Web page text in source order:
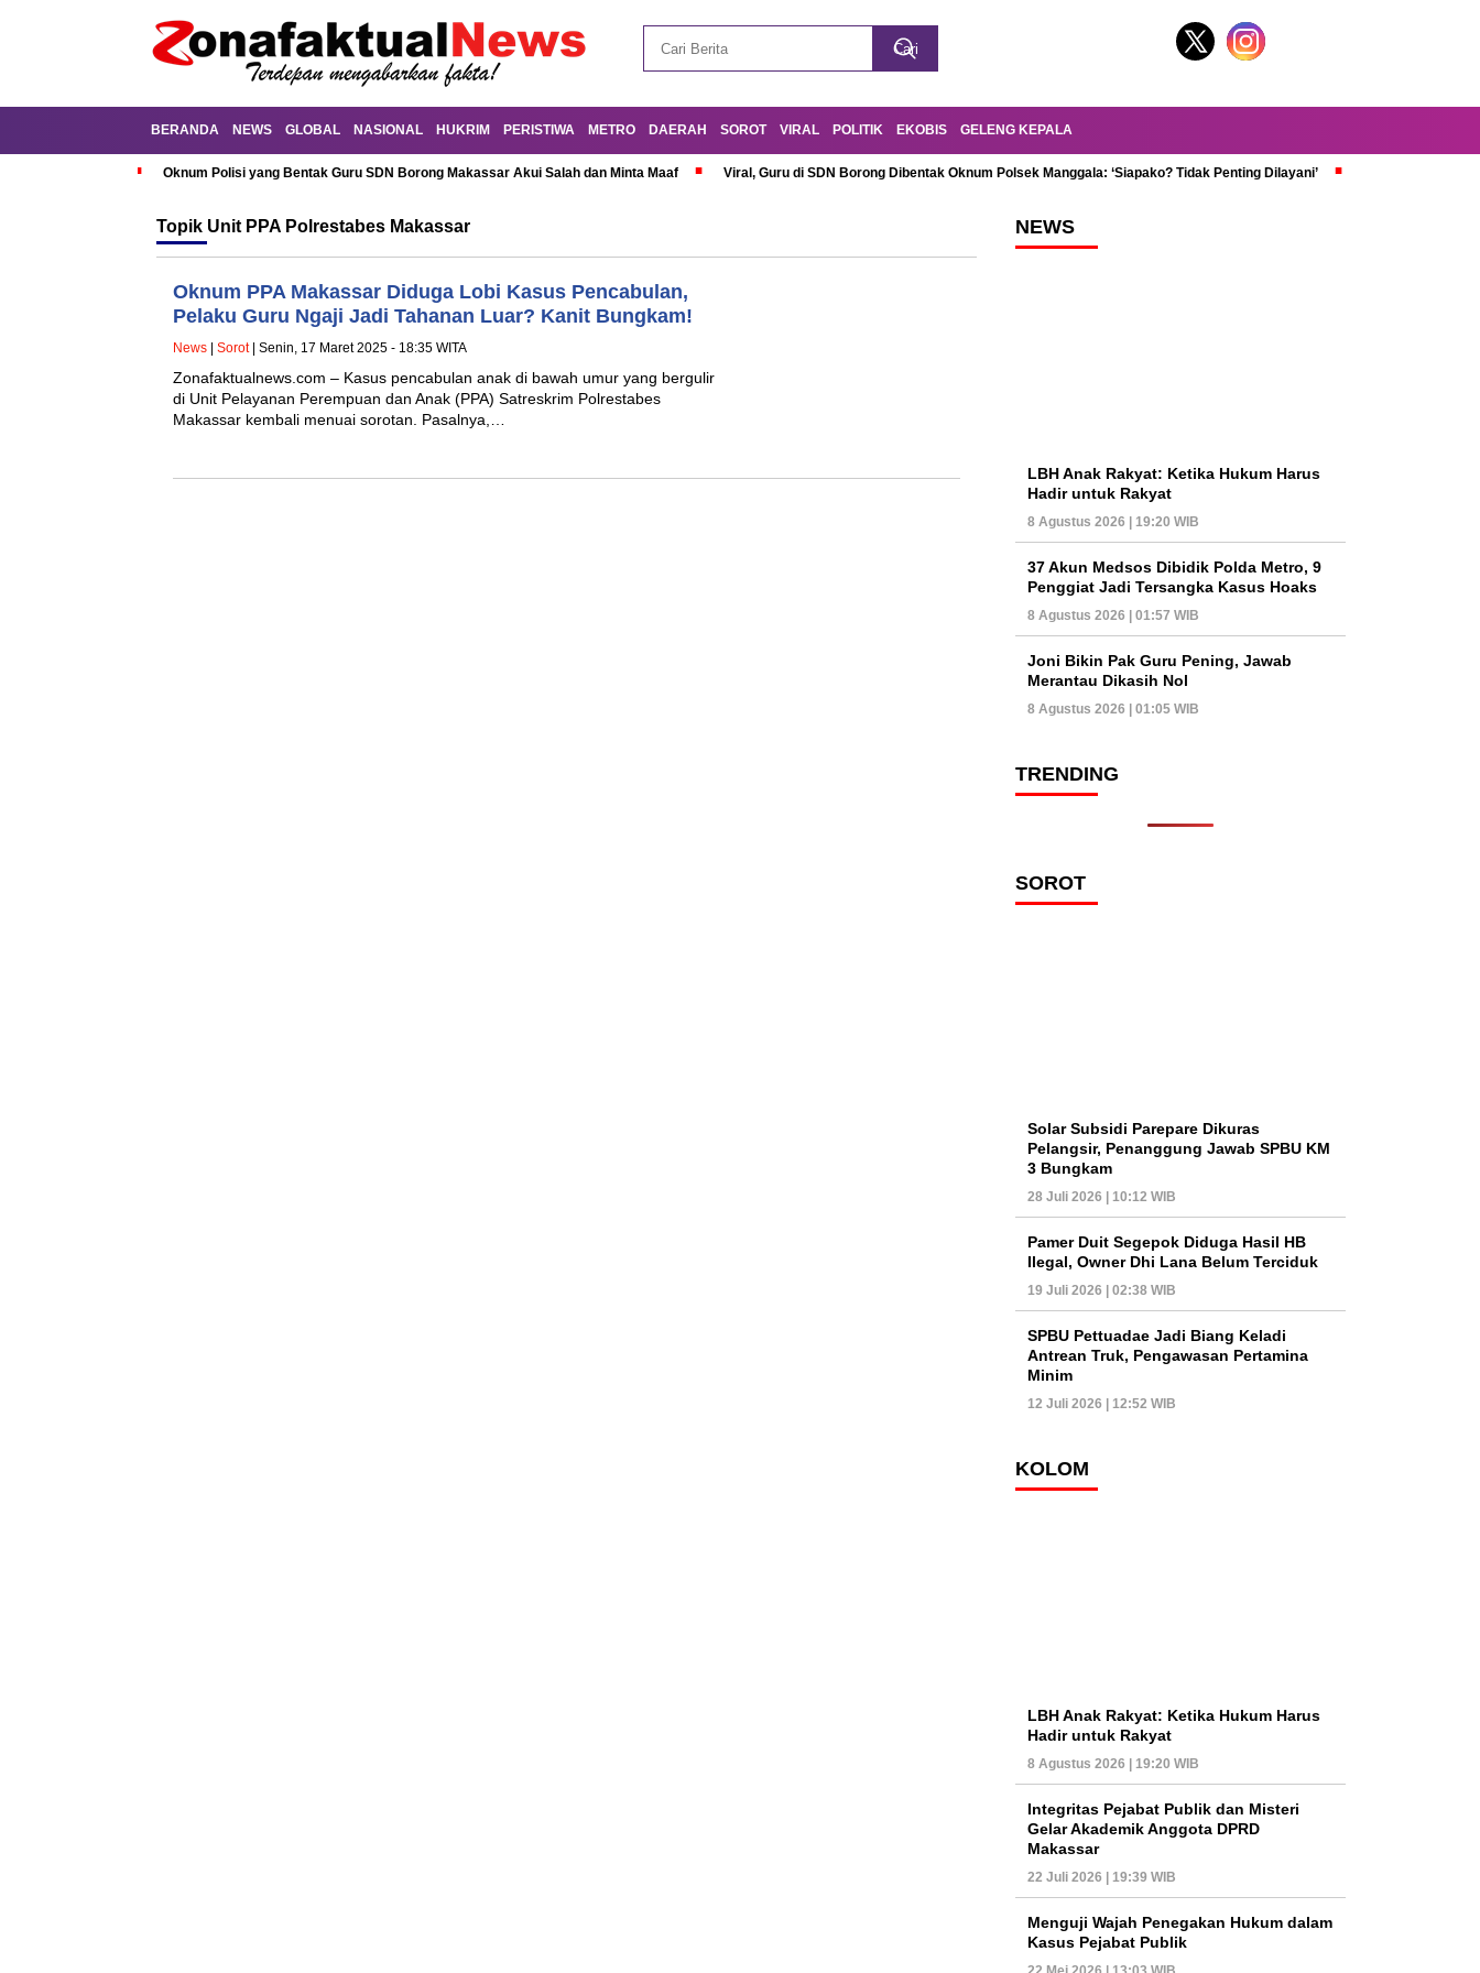
BERANDA NEWS GLOBAL NASIONAL HUKRIM PERISTIWA METRO DAERAH SOROT VIRAL POLITIK EKOBIS GELENG KEPALA
Oknum Polisi yang Bentak Guru SDN Borong Makassar Akui Salah dan Minta Maaf Viral, Guru di SDN Borong Dibentak Oknum Polsek Manggala: ‘Siapako? Tidak Penting Dilayani’
Topik Unit PPA Polrestabes Makassar
Oknum PPA Makassar Diduga Lobi Kasus Pencabulan,
Pelaku Guru Ngaji Jadi Tahanan Luar? Kanit Bungkam!
News Sorot| Senin, 17 Maret 2025 - 18:35 WITA
Zonafaktualnews.com – Kasus pencabulan anak di bawah umur yang bergulir
di Unit Pelayanan Perempuan dan Anak (PPA) Satreskrim Polrestabes
Makassar kembali menuai sorotan. Pasalnya,…
NEWS
LBH Anak Rakyat: Ketika Hukum Harus
Hadir untuk Rakyat
8 Agustus 2026 | 19:20 WIB
37 Akun Medsos Dibidik Polda Metro, 9
Penggiat Jadi Tersangka Kasus Hoaks
8 Agustus 2026 | 01:57 WIB
Joni Bikin Pak Guru Pening, Jawab
Merantau Dikasih Nol
8 Agustus 2026 | 01:05 WIB
TRENDING
SOROT
Solar Subsidi Parepare Dikuras
Pelangsir, Penanggung Jawab SPBU KM
3 Bungkam
28 Juli 2026 | 10:12 WIB
Pamer Duit Segepok Diduga Hasil HB
Ilegal, Owner Dhi Lana Belum Terciduk
19 Juli 2026 | 02:38 WIB
SPBU Pettuadae Jadi Biang Keladi
Antrean Truk, Pengawasan Pertamina
Minim
12 Juli 2026 | 12:52 WIB
KOLOM
LBH Anak Rakyat: Ketika Hukum Harus
Hadir untuk Rakyat
8 Agustus 2026 | 19:20 WIB
Integritas Pejabat Publik dan Misteri
Gelar Akademik Anggota DPRD
Makassar
22 Juli 2026 | 19:39 WIB
Menguji Wajah Penegakan Hukum dalam
Kasus Pejabat Publik